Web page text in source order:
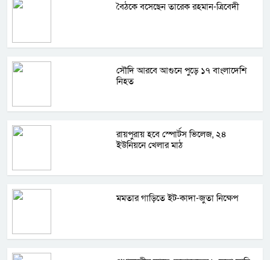
বৈঠকে বসেছেন তারেক রহমান-ত্রিবেদী
সৌদি আরবে আগুনে পুড়ে ১৭ বাংলাদেশি
নিহত
রায়পুরায় হবে স্পোর্টস ভিলেজ, ২৪
ইউনিয়নে খেলার মাঠ
মমতার গাড়িতে ইট-কাদা-জুতা নিক্ষেপ